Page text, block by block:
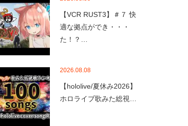
【VCR RUST3】＃７ 快
適な拠点ができ・・・
た！？…
2026.08.08
【hololive/夏休み2026】
ホロライブ歌みた総視…